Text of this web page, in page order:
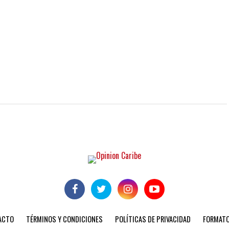
TÉRMINOS Y CONDICIONES POLÍTICAS DE PRIVACIDAD